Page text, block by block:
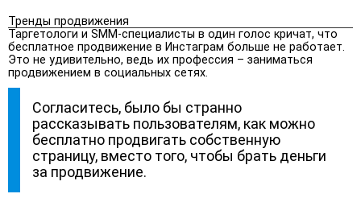
Тренды продвижения
Таргетологи и SMM-специалисты в один голос кричат, что
бесплатное продвижение в Инстаграм больше не работает.
Это не удивительно, ведь их профессия – заниматься
продвижением в социальных сетях.
Согласитесь, было бы странно
рассказывать пользователям, как можно
бесплатно продвигать собственную
страницу, вместо того, чтобы брать деньги
за продвижение.